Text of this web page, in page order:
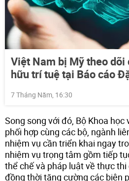
Việt Nam bị Mỹ theo dõi
hữu trí tuệ tại Báo cáo
7 Tháng Năm, 16:30
Song song với đó, Bộ Khoa học
phối hợp cùng các bộ, ngành
nhiệm vụ cần triển khai ngay
nhiệm vụ trọng tâm gồm tiếp
thể chế và pháp luật về thực
đồng thời tăng cường các biện